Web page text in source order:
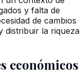
y falta de
de cambios
distribuir la riqueza
económicos